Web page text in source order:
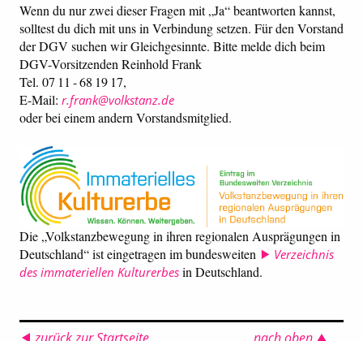
Wenn du nur zwei dieser Fragen mit „Ja“ beantworten kannst,
solltest du dich mit uns in Verbindung setzen. Für den Vorstand
der DGV suchen wir Gleichgesinnte. Bitte melde dich beim
DGV-Vorsitzenden Reinhold Frank
Tel. 07 11 - 68 19 17,
E-Mail: r.frank@volkstanz.de
oder bei einem andern Vorstandsmitglied.
Die „Volkstanzbewegung in ihren regionalen Ausprägungen in
Deutschland“ ist eingetragen im bundesweiten
Verzeichnis
des immateriellen Kulturerbes in Deutschland.